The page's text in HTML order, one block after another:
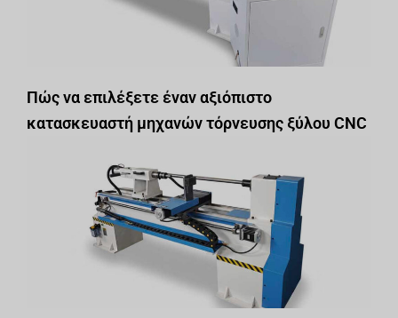
Πώς να επιλέξετε έναν αξιόπιστο
κατασκευαστή μηχανών τόρνευσης ξύλου CNC